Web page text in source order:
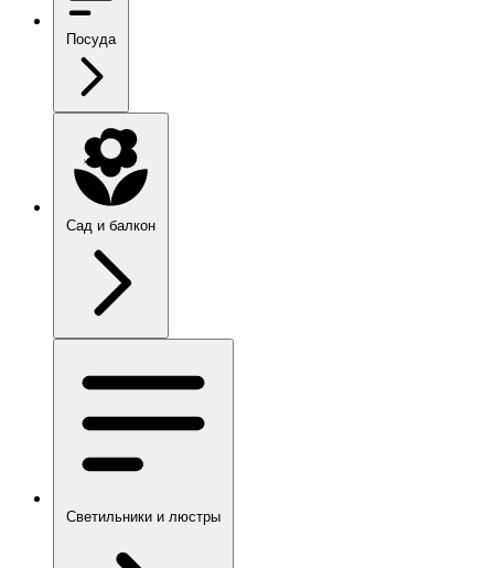
Посуда
Сад и балкон
Светильники и люстры